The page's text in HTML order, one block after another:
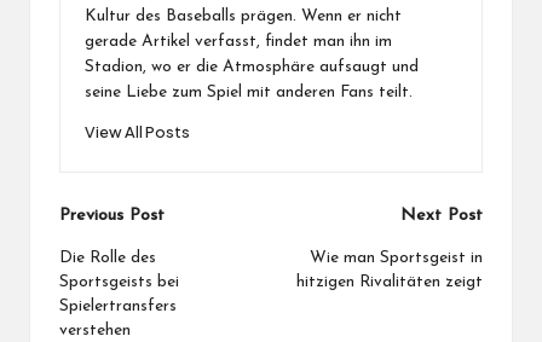
Kultur des Baseballs prägen. Wenn er nicht
gerade Artikel verfasst, findet man ihn im
Stadion, wo er die Atmosphäre aufsaugt und
seine Liebe zum Spiel mit anderen Fans teilt.
View All Posts
Post
navigation
Previous Post
Die Rolle des
Sportsgeists bei
Spielertransfers
verstehen
Next Post
Wie man Sportsgeist in
hitzigen Rivalitäten zeigt